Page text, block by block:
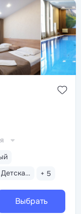
Детская анимация + 5
Выбрать